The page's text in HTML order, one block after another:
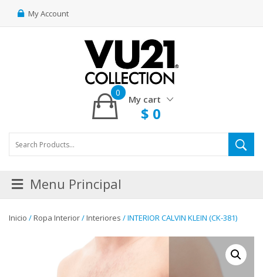
My Account
My cart
0
$ 0
Menu Principal
Inicio /Ropa Interior/Interiores / INTERIOR CALVIN KLEIN (CK-381)